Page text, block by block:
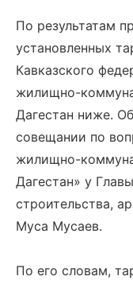
По результатам
установленных
Кавказского
жилищно-
Дагестан ниже.
совещании по
жилищно-
Дагестан» у
строительства,
Муса Мусаев.
По его словам,